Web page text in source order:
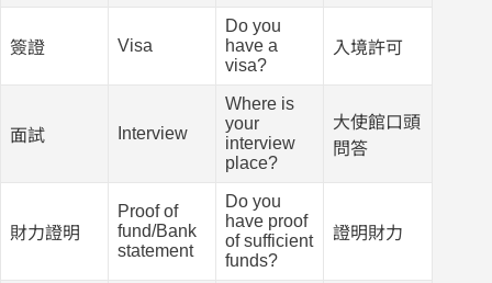
簽證 Visa
Do you
have a
visa?
入境許可
面試 Interview
Where is
your
interview
place?
大使館口頭
問答
財力證明
Proof of
fund/Bank
statement
Do you
have proof
of sufficient
funds?
證明財力